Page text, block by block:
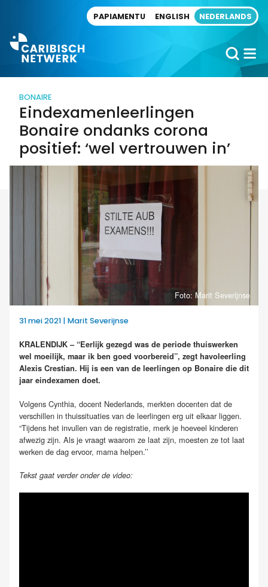
PAPIAMENTU ENGLISH NEDERLANDS
BONAIRE
Eindexamenleerlingen
Bonaire ondanks corona
positief: ‘wel vertrouwen in’
Foto: Marit Severijnse
31 mei 2021 | Marit Severijnse
KRALENDIJK – “Eerlijk gezegd was de periode thuiswerken
wel moeilijk, maar ik ben goed voorbereid”, zegt havoleerling
Alexis Crestian. Hij is een van de leerlingen op Bonaire die dit
jaar eindexamen doet.
Volgens Cynthia, docent Nederlands, merkten docenten dat de
verschillen in thuissituaties van de leerlingen erg uit elkaar liggen.
“Tijdens het invullen van de registratie, merk je hoeveel kinderen
afwezig zijn. Als je vraagt waarom ze laat zijn, moesten ze tot laat
werken de dag ervoor, mama helpen.’’
Tekst gaat verder onder de video: